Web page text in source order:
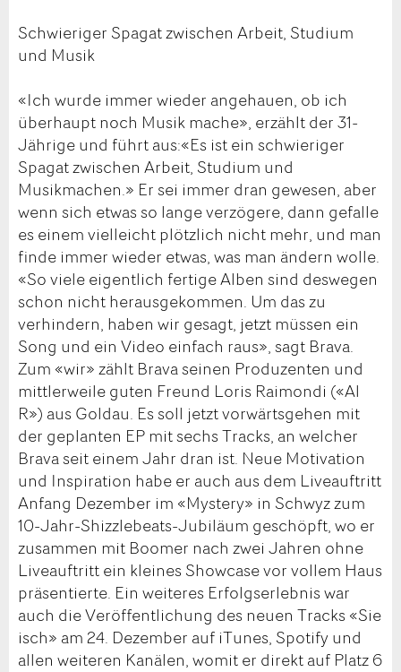
Schwieriger Spagat zwischen Arbeit, Studium
und Musik
«Ich wurde immer wieder angehauen, ob ich
überhaupt noch Musik mache», erzählt der 31-
Jährige und führt aus:«Es ist ein schwieriger
Spagat zwischen Arbeit, Studium und
Musikmachen.» Er sei immer dran gewesen, aber
wenn sich etwas so lange verzögere, dann gefalle
es einem vielleicht plötzlich nicht mehr, und man
finde immer wieder etwas, was man ändern wolle.
«So viele eigentlich fertige Alben sind deswegen
schon nicht herausgekommen. Um das zu
verhindern, haben wir gesagt, jetzt müssen ein
Song und ein Video einfach raus», sagt Brava.
Zum «wir» zählt Brava seinen Produzenten und
mittlerweile guten Freund Loris Raimondi («Al
R») aus Goldau. Es soll jetzt vorwärtsgehen mit
der geplanten EP mit sechs Tracks, an welcher
Brava seit einem Jahr dran ist. Neue Motivation
und Inspiration habe er auch aus dem Liveauftritt
Anfang Dezember im «Mystery» in Schwyz zum
10-Jahr-Shizzlebeats-Jubiläum geschöpft, wo er
zusammen mit Boomer nach zwei Jahren ohne
Liveauftritt ein kleines Showcase vor vollem Haus
präsentierte. Ein weiteres Erfolgserlebnis war
auch die Veröffentlichung des neuen Tracks «Sie
isch» am 24. Dezember auf iTunes, Spotify und
allen weiteren Kanälen, womit er direkt auf Platz 6